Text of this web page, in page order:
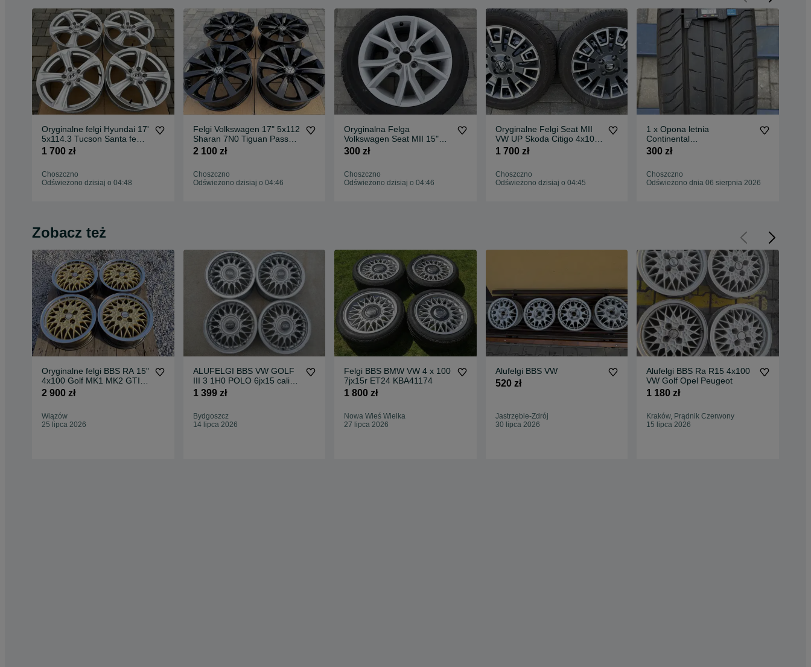
Oryginalne felgi Hyundai 17'
5x114.3 Tucson Santa fe
IX35 Kona Tpms
1 700 zł
Choszczno
Odświeżono dzisiaj o 04:48
Felgi Volkswagen 17" 5x112
Sharan 7N0 Tiguan Passat
Golf T-Roc et39 7J
2 100 zł
Choszczno
Odświeżono dzisiaj o 04:46
Oryginalna Felga
Volkswagen Seat MII 15"
5.5J ET41 4X100
300 zł
Choszczno
Odświeżono dzisiaj o 04:46
Oryginalne Felgi Seat MII
VW UP Skoda Citigo 4x100
15”
1 700 zł
Choszczno
Odświeżono dzisiaj o 04:45
1 x Opona letnia
Continental
ContiVanContact 200
300 zł
Choszczno
Odświeżono dnia 06 sierpnia 2026
Zobacz też
Oryginalne felgi BBS RA 15"
4x100 Golf MK1 MK2 GTI
Jetta Polo
2 900 zł
Wiązów
25 lipca 2026
ALUFELGI BBS VW GOLF
III 3 1H0 POLO 6jx15 cali
ET45 4x100 komplet !
1 399 zł
Bydgoszcz
14 lipca 2026
Felgi BBS BMW VW 4 x 100
7jx15r ET24 KBA41174
1 800 zł
Nowa Wieś Wielka
27 lipca 2026
Alufelgi BBS VW
520 zł
Jastrzębie-Zdrój
30 lipca 2026
Alufelgi BBS Ra R15 4x100
VW Golf Opel Peugeot
1 180 zł
Kraków, Prądnik Czerwony
15 lipca 2026